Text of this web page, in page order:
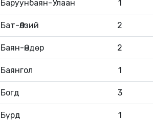
Баруунбаян-Улаан 1
Бат-Өлзий 2
Баян-Өндөр 2
Баянгол 1
Богд 3
Бүрд 1